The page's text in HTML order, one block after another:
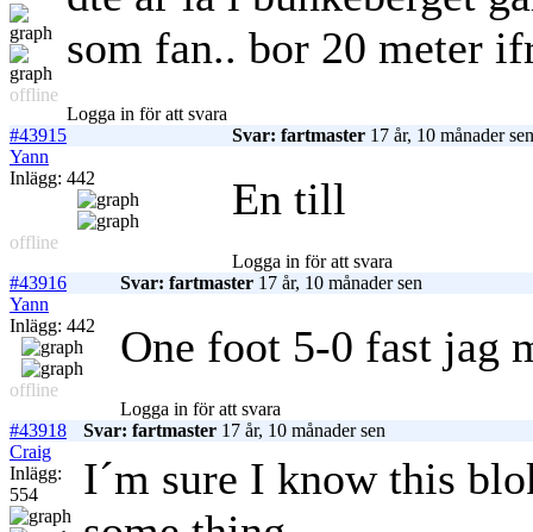
offline
som fan.. bor 20 meter
Logga in för att svara
#43915
Svar: fartmaster 17 år, 10 månader sen
Yann
Inlägg: 442
offline
En till
Logga in för att svara
#43916
Svar: fartmaster 17 år, 10 månader sen
Yann
Inlägg: 442
offline
One foot 5-0 fast jag
Logga in för att svara
#43918
Svar: fartmaster 17 år, 10 månader sen
Craig
Inlägg:
554
I´m sure I know this